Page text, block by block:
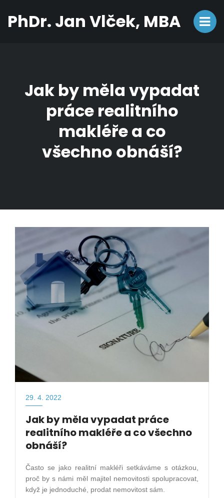
PhDr. Jan Vlček, MBA
Jak by měla vypadat
práce realitního
makléře a co
všechno obnáší?
29. 4. 2022
Jak by měla vypadat práce
realitního makléře a co všechno
obnáší?
Často se jako realitní makléři setkáváme s otázkou,
proč by s námi měl majitel nemovitosti spolupracovat,
když je jednoduché , prodat nemovitost sám.